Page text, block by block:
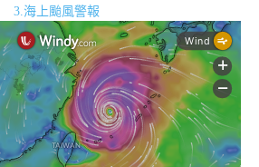
3.海上颱風警報